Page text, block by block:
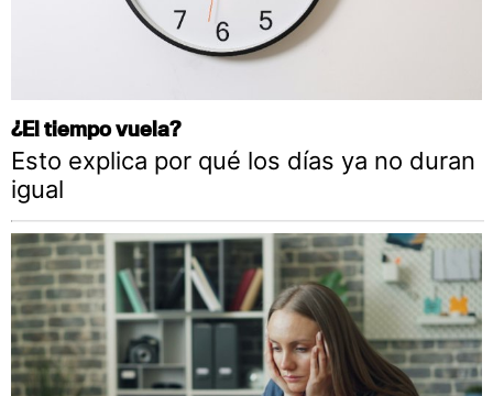
¿El tiempo vuela?
Esto explica por qué los días ya no duran
igual